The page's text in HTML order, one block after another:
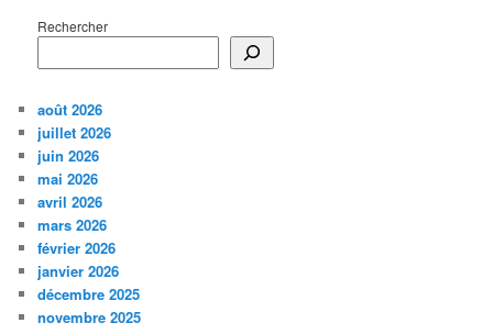
Rechercher
août 2026
juillet 2026
juin 2026
mai 2026
avril 2026
mars 2026
février 2026
janvier 2026
décembre 2025
novembre 2025